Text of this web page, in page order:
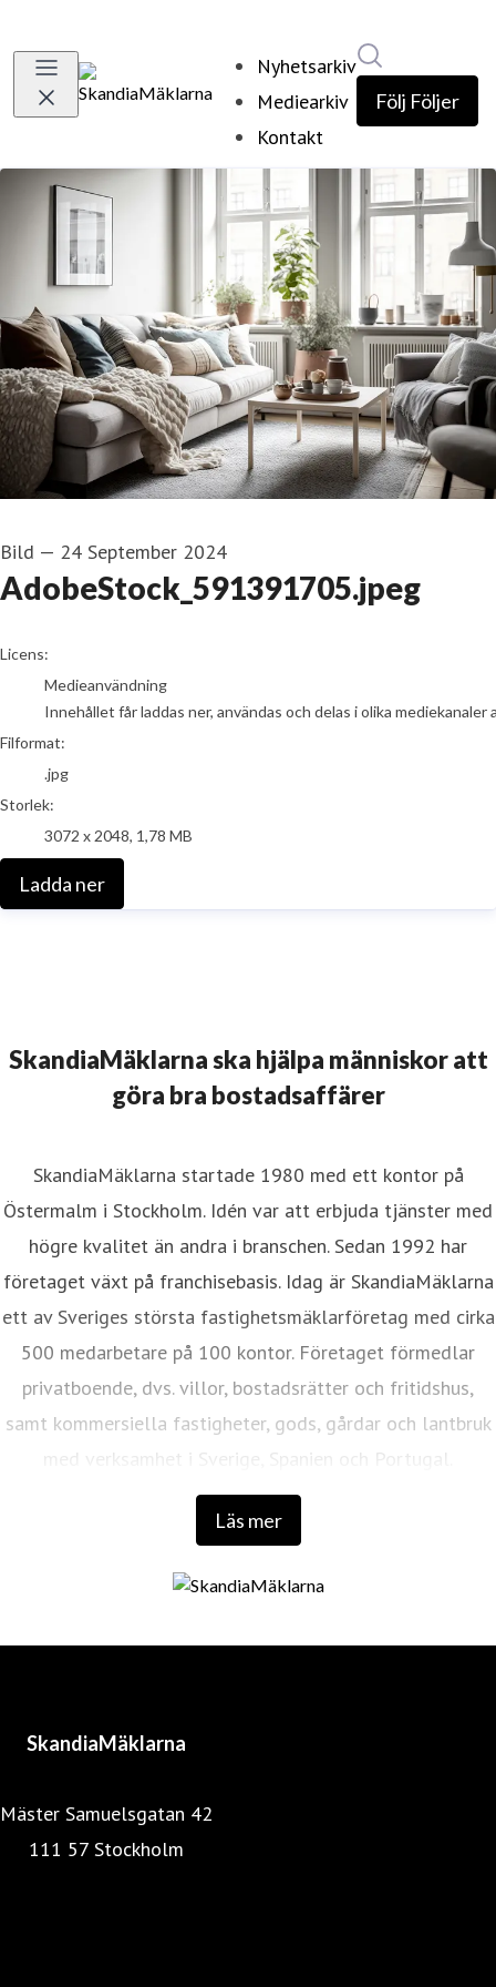
Nyhetsarkiv
Mediearkiv
Kontakt
Följ Följer
Bild — 24 September 2024
AdobeStock_591391705.jpeg
go to media item
Licens:
Medieanvändning
Innehållet får laddas ner, användas och delas i olika
Filformat:
.jpg
Storlek:
3072 x 2048, 1,78 MB
Ladda ner
SkandiaMäklarna ska hjälpa människor att
göra bra bostadsaffärer
Läs mer
SkandiaMäklarna startade 1980 med ett kontor på
Östermalm i Stockholm. Idén var att erbjuda tjänster med
högre kvalitet än andra i branschen. Sedan 1992 har
företaget växt på franchisebasis. Idag är SkandiaMäklarna
ett av Sveriges största fastighetsmäklarföretag med cirka
500 medarbetare på 100 kontor. Företaget förmedlar
privatboende, dvs. villor, bostadsrätter och fritidshus,
samt kommersiella fastigheter, gods, gårdar och lantbruk
med verksamhet i Sverige, Spanien och Portugal.
SkandiaMäklarna
Mäster Samuelsgatan 42
111 57 Stockholm